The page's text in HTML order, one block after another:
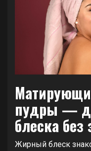
пудры —
блеска
Жирный блеск